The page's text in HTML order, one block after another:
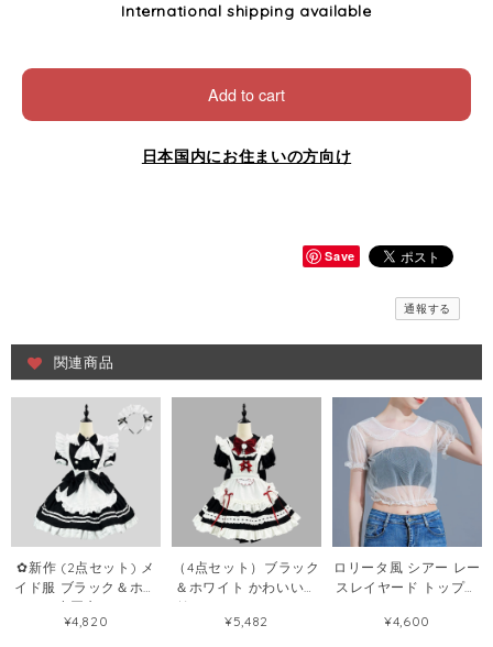
International shipping available
Add to cart
日本国内にお住まいの方向け
Save
通報する
関連商品
✿新作 (2点セット) メ
イド服 ブラック＆ホワ
イトの小悪魔 ロリータ
系かわいい お料理娘コ
¥4,820
（4点セット）ブラック
＆ホワイト かわいい軟
妹メイドロリータワン
ピース メイド服 軟妹カ
¥5,482
ロリータ風 シアー レー
スレイヤード トップス
ンナー ブラウス
¥4,600